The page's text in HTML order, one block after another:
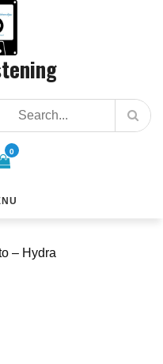
0
– Hydra